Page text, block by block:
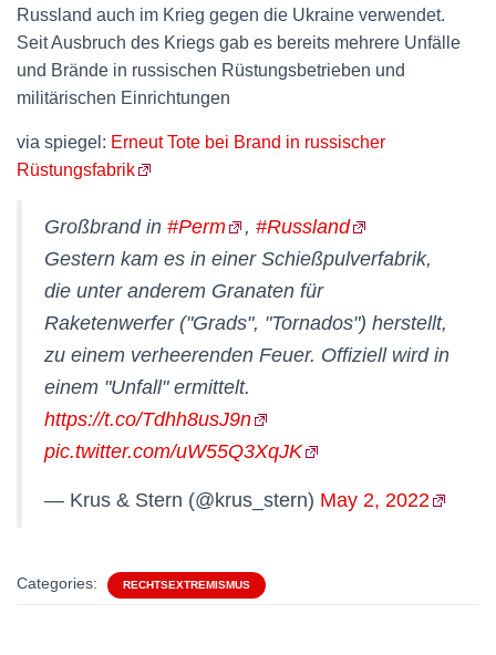
Russland auch im Krieg gegen die Ukraine verwendet.
Seit Ausbruch des Kriegs gab es bereits mehrere Unfälle
und Brände in russischen Rüstungsbetrieben und
militärischen Einrichtungen
via spiegel: Erneut Tote bei Brand in russischer
Rüstungsfabrik
Großbrand in #Perm , #Russland
Gestern kam es in einer Schießpulverfabrik,
die unter anderem Granaten für
Raketenwerfer ("Grads", "Tornados") herstellt,
zu einem verheerenden Feuer. Offiziell wird in
einem "Unfall" ermittelt.
https://t.co/Tdhh8usJ9n
pic.twitter.com/uW55Q3XqJK
— Krus & Stern (@krus_stern) May 2, 2022
Categories: RECHTSEXTREMISMUS